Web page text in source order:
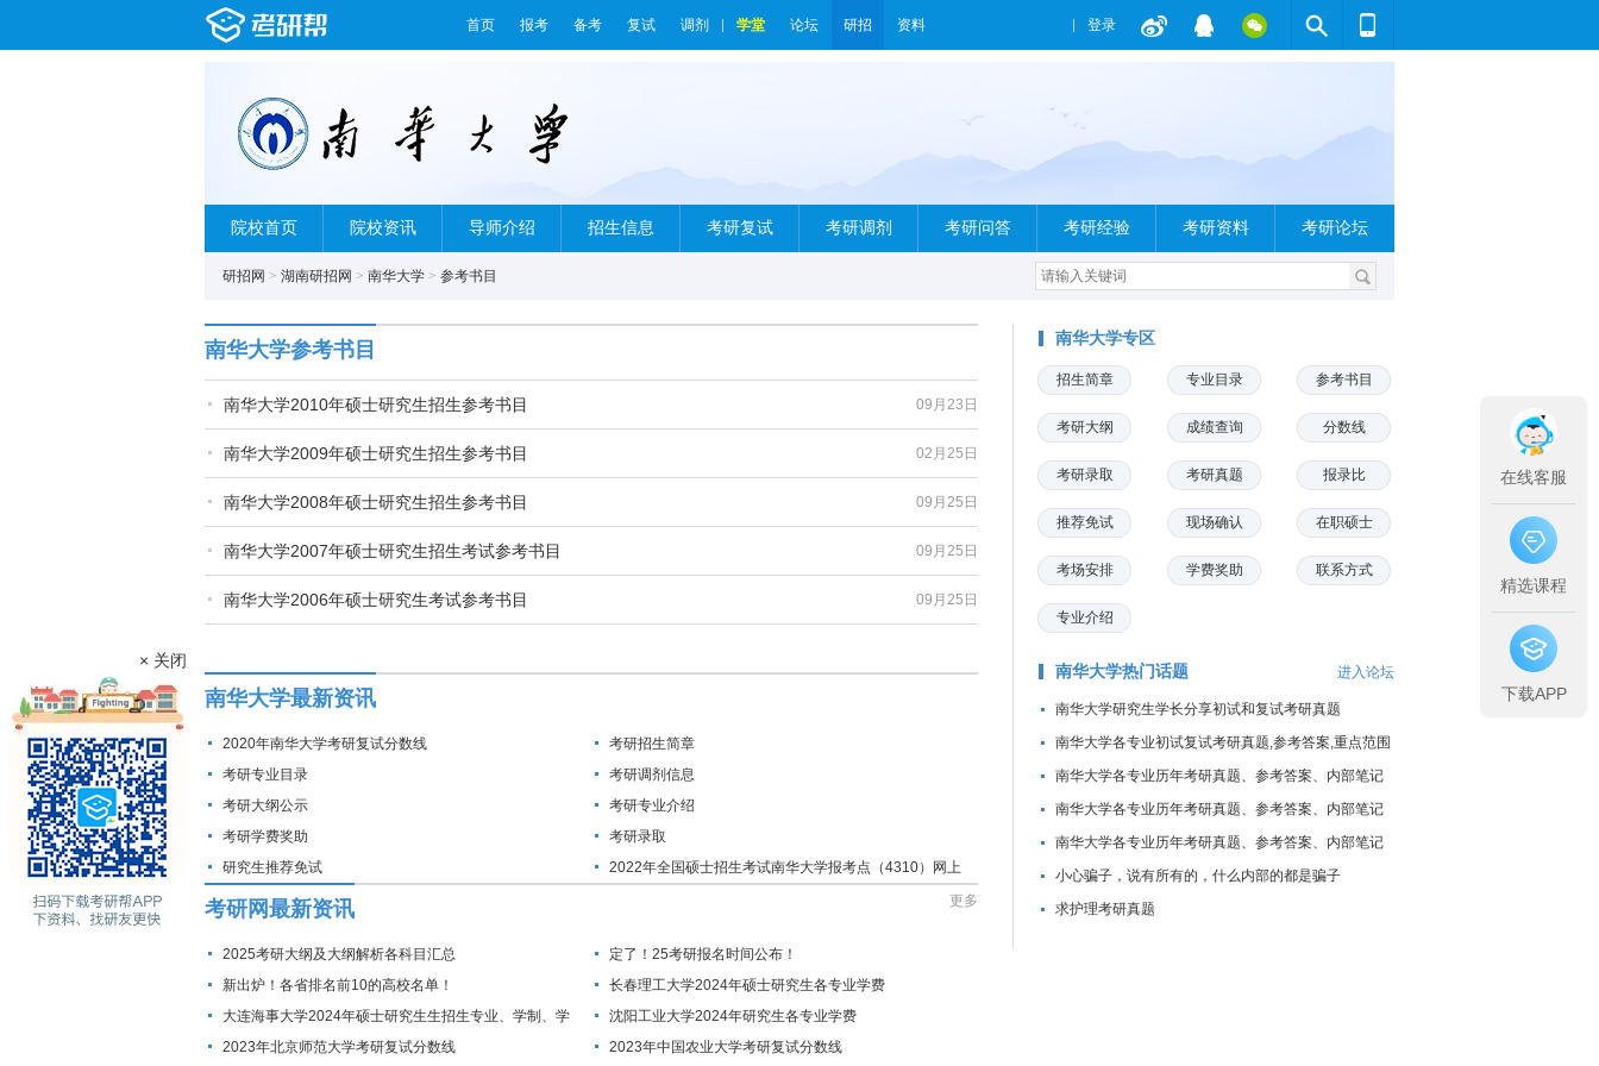
首页 报考 备考 复试 调剂 学堂 论坛 研招 资料 登录
院校首页 院校资讯 导师介绍 招生信息 考研复试 考研调剂 考研问答 考研经验 考研资料 考研论坛
研招网 > 湖南研招网 > 南华大学 > 参考书目
南华大学参考书目
09月23日
南华大学2010年硕士研究生招生参考书目
02月25日
南华大学2009年硕士研究生招生参考书目
09月25日
南华大学2008年硕士研究生招生参考书目
09月25日
南华大学2007年硕士研究生招生考试参考书目
09月25日
南华大学2006年硕士研究生考试参考书目
南华大学最新资讯
2020年南华大学考研复试分数线
考研招生简章
考研专业目录
考研调剂信息
考研大纲公示
考研专业介绍
考研学费奖助
考研录取
研究生推荐免试
2022年全国硕士招生考试南华大学报考点（4310）网上
考研网最新资讯 更多
2025考研大纲及大纲解析各科目汇总
定了！25考研报名时间公布！
新出炉！各省排名前10的高校名单！
长春理工大学2024年硕士研究生各专业学费
大连海事大学2024年硕士研究生生招生专业、学制、学
费标准及拟招生人数
沈阳工业大学2024年研究生各专业学费
2023年北京师范大学考研复试分数线
2023年中国农业大学考研复试分数线
南华大学专区
招生简章 专业目录 参考书目
考研大纲 成绩查询 分数线
考研录取 考研真题 报录比
推荐免试 现场确认 在职硕士
考场安排 学费奖助 联系方式
专业介绍
南华大学热门话题 进入论坛
南华大学研究生学长分享初试和复试考研真题
南华大学各专业初试复试考研真题,参考答案,重点范围
南华大学各专业历年考研真题、参考答案、内部笔记
南华大学各专业历年考研真题、参考答案、内部笔记
南华大学各专业历年考研真题、参考答案、内部笔记
小心骗子，说有所有的，什么内部的都是骗子
求护理考研真题
× 关闭
在线客服
精选课程
下载APP